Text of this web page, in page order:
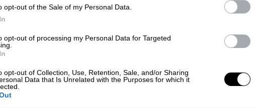
opt-out of the Sale of my Personal Data.
opt-out of processing my Personal Data for Targeted
opt-out of Collection, Use, Retention, Sale, and/or Sharing
Data that Is Unrelated with the Purposes for which it
ενέργειας, προκειμένου να
της κλιματικής αλλαγής.
δεν θα εμποδίσει την αύξηση των
από 1,5 βαθμό Κελσίου
που σύμφωνα με τους επιστήμονες θα
επιπτώσεις, από το λιώσιμο
ωκεάνιων ρευμάτων.